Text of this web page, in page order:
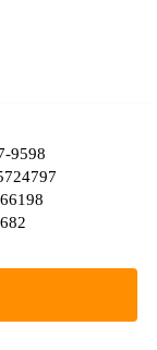
9598